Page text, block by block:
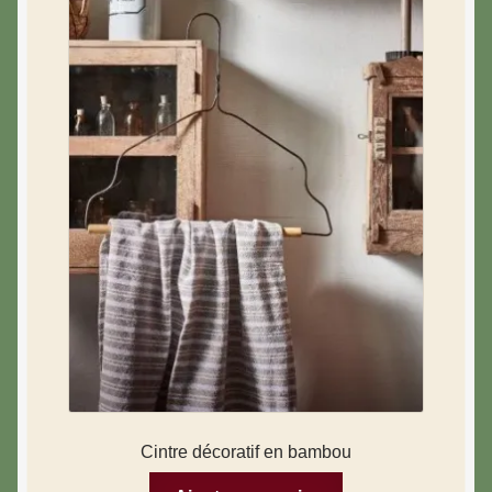
Cintre décoratif en bambou